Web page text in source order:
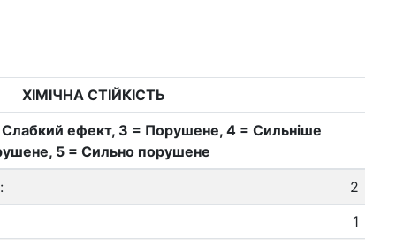
ХІМІЧНА СТІЙКІСТЬ
Слабкий ефект, 3 = Порушене, 4 = Сильніше
5 = Сильно порушене
:
2
1